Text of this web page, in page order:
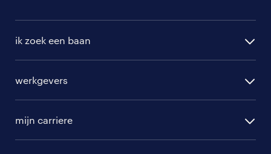
vacatures in Hommerts
ik zoek een baan
randstad professional
werkgevers
mijn carriere